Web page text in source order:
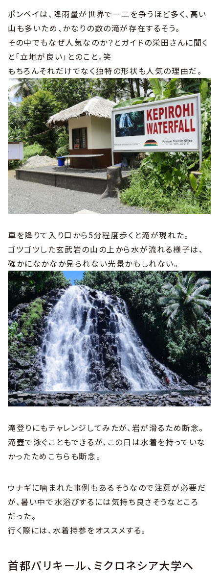
ポンペイは、降雨量が世界で一二を争うほど多く、高い
山も多いため、かなりの数の滝が存在するそう。
その中でもなぜ人気なのか？とガイドの栄田さんに聞く
と「立地が良い」とのこと。笑
もちろんそれだけでなく独特の形状も人気の理由だ。
車を降りて入り口から5分程度歩くと滝が現れた。
ゴツゴツした玄武岩の山の上から水が流れる様子は、
確かになかなか見られない光景かもしれない。
滝登りにもチャレンジしてみたが、岩が滑るため断念。
滝壺で泳ぐこともできるが、この日は水着を持っていな
かったためこちらも断念。
ウナギに噛まれた事例もあるそうなので注意が必要だ
が、暑い中で水浴びするには気持ち良さそうなところ
だった。
行く際には、水着持参をオススメする。
首都パリキール、ミクロネシア大学へ